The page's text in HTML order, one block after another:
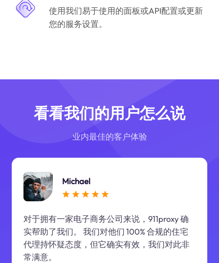
使用我们易于使用的面板或API配置或更新
您的服务设置。
看看我们的用户怎么说
业内最佳的客户体验
Michael
对于拥有一家电子商务公司来说，911proxy 确
实帮助了我们。 我们对他们 100% 合规的住宅
代理持怀疑态度，但它确实有效，我们对此非
常满意。